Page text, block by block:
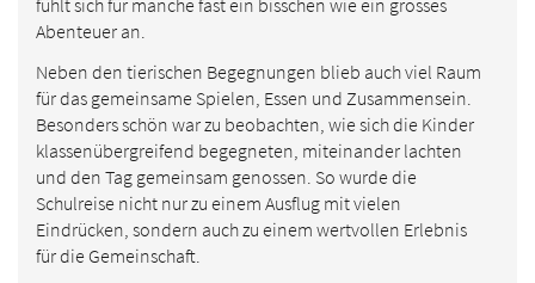
fühlt sich für manche fast ein bisschen wie ein grosses
Abenteuer an.
Neben den tierischen Begegnungen blieb auch viel Raum
für das gemeinsame Spielen, Essen und Zusammensein.
Besonders schön war zu beobachten, wie sich die Kinder
klassenübergreifend begegneten, miteinander lachten
und den Tag gemeinsam genossen. So wurde die
Schulreise nicht nur zu einem Ausflug mit vielen
Eindrücken, sondern auch zu einem wertvollen Erlebnis
für die Gemeinschaft.